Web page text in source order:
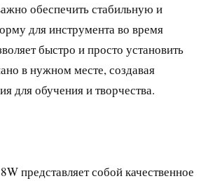
обеспечить стабильную и
для инструмента во время
быстро и просто установить
в нужном месте, создавая
для обучения и творчества.
представляет собой качественное